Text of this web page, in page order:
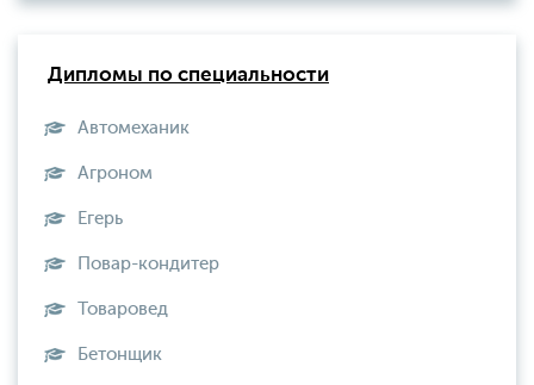
Дипломы по специальности
Автомеханик
Агроном
Егерь
Повар-кондитер
Товаровед
Бетонщик